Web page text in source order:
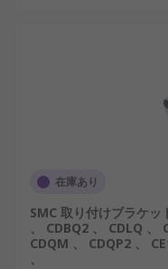
在庫あり
SMC 取り付けブラケ
、 CDBQ2 、 CDLQ 、
CDQM 、 CDQP2 、
、